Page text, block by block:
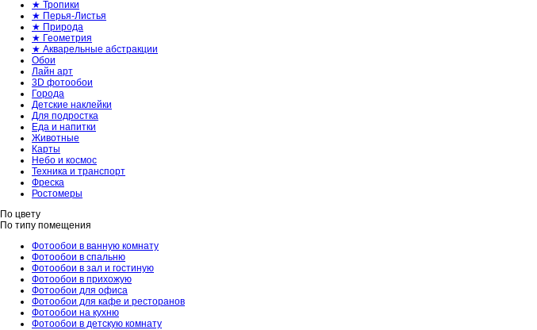
★ Тропики
★ Перья-Листья
★ Природа
★ Геометрия
★ Акварельные абстракции
Обои
Лайн арт
3D фотообои
Города
Детские наклейки
Для подростка
Еда и напитки
Животные
Карты
Небо и космос
Техника и транспорт
Фреска
Ростомеры
По цвету
По типу помещения
Фотообои в ванную комнату
Фотообои в спальню
Фотообои в зал и гостиную
Фотообои в прихожую
Фотообои для офиса
Фотообои для кафе и ресторанов
Фотообои на кухню
Фотообои в детскую комнату